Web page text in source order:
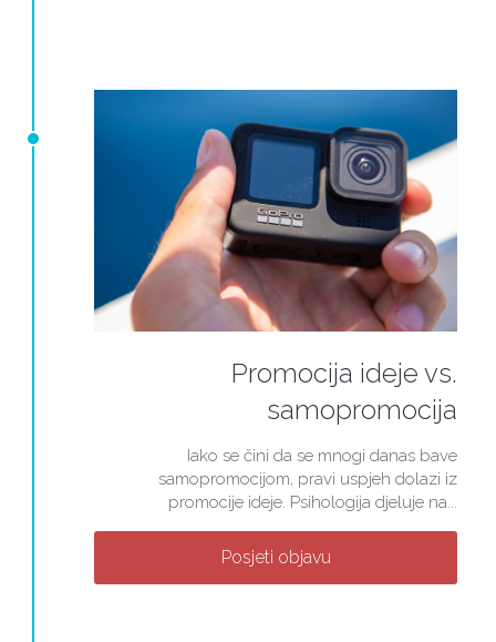
Promocija ideje vs.
samopromocija
Iako se čini da se mnogi danas bave
samopromocijom, pravi uspjeh dolazi iz
promocije ideje. Psihologija djeluje na...
Posjeti objavu